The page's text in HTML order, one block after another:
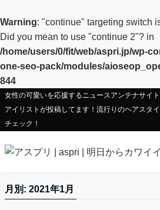
Warning: "continue" targeting switch
Did you mean to use "continue 2"? in
/home/users/0/fit/web/aspri.jp/wp-
one-seo-pack/modules/
844
女性の可愛いを応援するニュースアンテナサイ
アイリストが投稿してます！流行りのヘアスタ
チェック！
月別: 2021年1月